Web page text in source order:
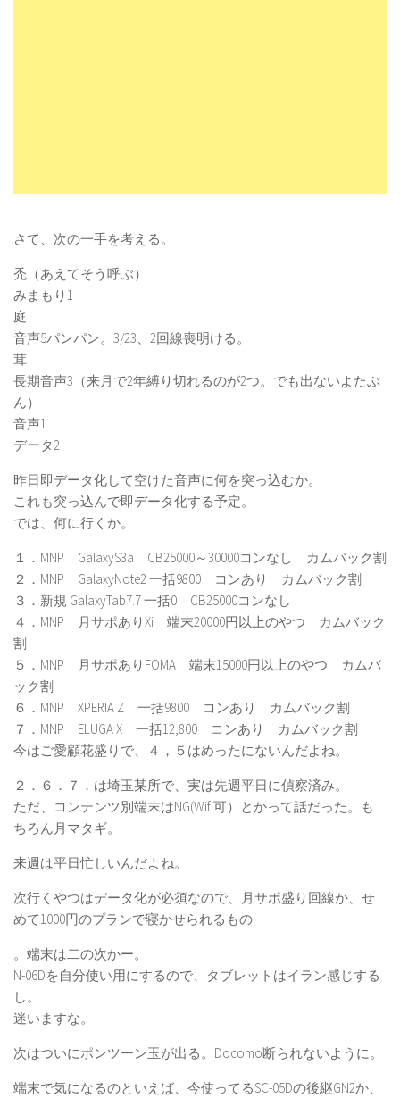
さて、次の一手を考える。
禿（あえてそう呼ぶ）
みまもり1
庭
音声5パンパン。3/23、2回線喪明ける。
茸
長期音声3（来月で2年縛り切れるのが2つ。でも出ないよたぶ
ん）
音声1
データ2
昨日即データ化して空けた音声に何を突っ込むか。
これも突っ込んで即データ化する予定。
では、何に行くか。
１．MNP GalaxyS3a CB25000～30000コンなし カムバック割
２．MNP GalaxyNote2 一括9800 コンあり カムバック割
３．新規 GalaxyTab7.7 一括0 CB25000コンなし
４．MNP 月サポありXi 端末20000円以上のやつ カムバック
割
５．MNP 月サポありFOMA 端末15000円以上のやつ カムバ
ック割
６．MNP XPERIA Z 一括9800 コンあり カムバック割
７．MNP ELUGA X 一括12,800 コンあり カムバック割
今はご愛顧花盛りで、４，５はめったにないんだよね。
２．６．７．は埼玉某所で、実は先週平日に偵察済み。
ただ、コンテンツ別端末はNG(Wifi可）とかって話だった。も
ちろん月マタギ。
来週は平日忙しいんだよね。
次行くやつはデータ化が必須なので、月サポ盛り回線か、せ
めて1000円のプランで寝かせられるもの
。端末は二の次かー。
N-06Dを自分使い用にするので、タブレットはイラン感じする
し。
迷いますな。
次はついにポンツーン玉が出る。Docomo断られないように。
端末で気になるのといえば、今使ってるSC-05Dの後継GN2か、